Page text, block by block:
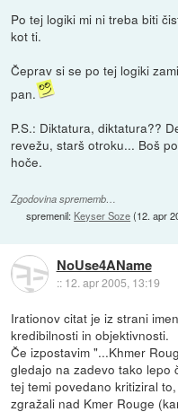
Po tej logiki mi ni treba biti
kot ti.
Čeprav si se po tej logiki
pan.
P.S.: Diktatura, diktatura??
revežu, starš otroku... Boš
hoče.
Zgodovina sprememb…
spremenil: Keyser Soze(12. apr
NoUse4AName
:: 12. apr 2005, 13:19
Irationov citat je iz strani
kredibilnosti in objektivnosti.
Če izpostavim "...Khmer
gledajo na zadevo tako lepo
tej temi povedano kritiziral
zgražali nad Kmer Rouge